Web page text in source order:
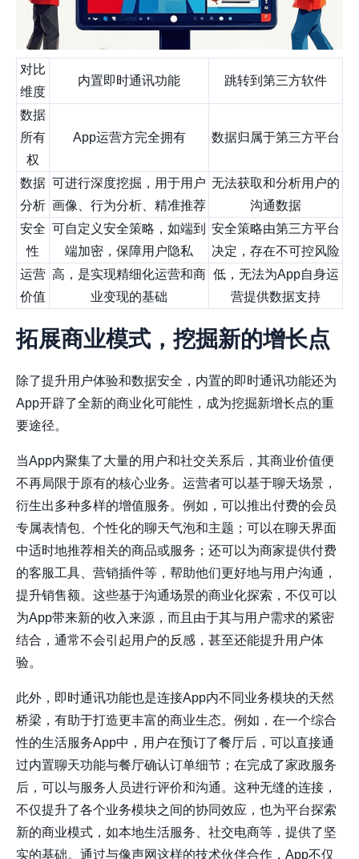
对比
维度
内置即时通讯功能 跳转到第三方软件
数据
所有
权
App运营方完全拥有 数据归属于第三方平台
数据
分析
可进行深度挖掘，用于用户
画像、行为分析、精准推荐
无法获取和分析用户的
沟通数据
安全
性
可自定义安全策略，如端到
端加密，保障用户隐私
安全策略由第三方平台
决定，存在不可控风险
运营
价值
高，是实现精细化运营和商
业变现的基础
低，无法为App自身运
营提供数据支持
拓展商业模式，挖掘新的增长点
除了提升用户体验和数据安全，内置的即时通讯功能还为
App开辟了全新的商业化可能性，成为挖掘新增长点的重
要途径。
当App内聚集了大量的用户和社交关系后，其商业价值便
不再局限于原有的核心业务。运营者可以基于聊天场景，
衍生出多种多样的增值服务。例如，可以推出付费的会员
专属表情包、个性化的聊天气泡和主题；可以在聊天界面
中适时地推荐相关的商品或服务；还可以为商家提供付费
的客服工具、营销插件等，帮助他们更好地与用户沟通，
提升销售额。这些基于沟通场景的商业化探索，不仅可以
为App带来新的收入来源，而且由于其与用户需求的紧密
结合，通常不会引起用户的反感，甚至还能提升用户体
验。
此外，即时通讯功能也是连接App内不同业务模块的天然
桥梁，有助于打造更丰富的商业生态。例如，在一个综合
性的生活服务App中，用户在预订了餐厅后，可以直接通
过内置聊天功能与餐厅确认订单细节；在完成了家政服务
后，可以与服务人员进行评价和沟通。这种无缝的连接，
不仅提升了各个业务模块之间的协同效应，也为平台探索
新的商业模式，如本地生活服务、社交电商等，提供了坚
实的基础。通过与像声网这样的技术伙伴合作，App不仅